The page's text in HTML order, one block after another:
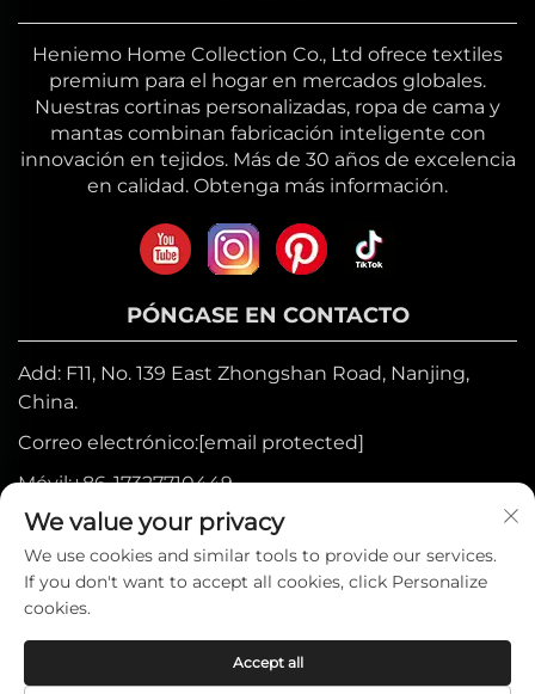
Heniemo Home Collection Co., Ltd ofrece textiles
premium para el hogar en mercados globales.
Nuestras cortinas personalizadas, ropa de cama y
mantas combinan fabricación inteligente con
innovación en tejidos. Más de 30 años de excelencia
en calidad. Obtenga más información.
PÓNGASE EN CONTACTO
Add: F11, No. 139 East Zhongshan Road, Nanjing,
China.
Correo electrónico:[email protected]
Móvil:+86-17327710449
Tel:+86-025-84573776
Derechos de autor © 2025 por Heniemo
Home Collection Co., Ltd. — Política de
privacidad
We value your privacy
We use cookies and similar tools to provide our services.
If you don't want to accept all cookies, click Personalize
cookies.
Accept all